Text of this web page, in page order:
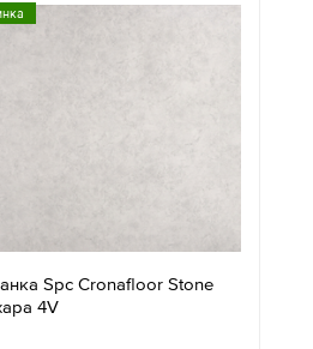
Spc Cronafloor Stone
4V